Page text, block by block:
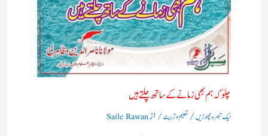
چلو کہ ہم بھی زمانے کے ساتھ چلتے ہیں
ایک تبصرہ چھوڑیں/ تعلیم و تربیت/ ازSaile Rawan